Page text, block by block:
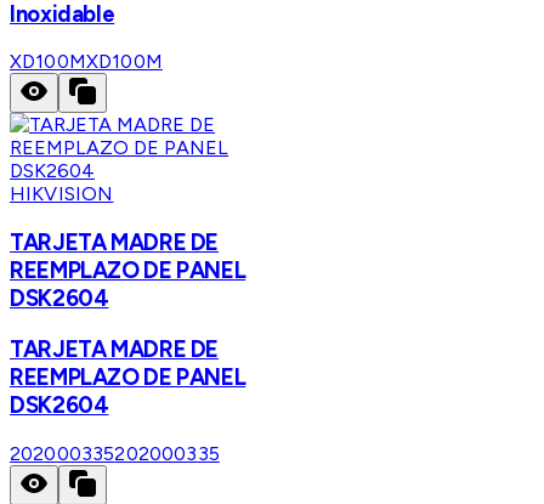
Inoxidable
XD100MXD100M
HIKVISION
TARJETA MADRE DE
REEMPLAZO DE PANEL
DSK2604
TARJETA MADRE DE
REEMPLAZO DE PANEL
DSK2604
202000335202000335